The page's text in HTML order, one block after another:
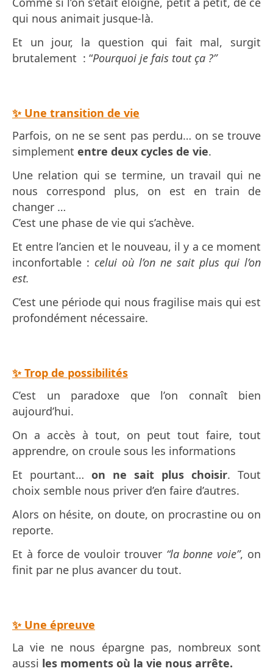
qui nous animait jusque-là.
Et un jour, la question qui fait mal, surgit
brutalement : “Pourquoi je fais tout ça ?”
✨ Une transition de vie
Parfois, on ne se sent pas perdu… on se trouve
simplement entre deux cycles de vie.
Une relation qui se termine, un travail qui ne
nous correspond plus, on est en train de
changer …
C’est une phase de vie qui s’achève.
Et entre l’ancien et le nouveau, il y a ce moment
inconfortable : celui où l’on ne sait plus qui l’on
est.
C’est une période qui nous fragilise mais qui est
profondément nécessaire.
✨ Trop de possibilités
C’est un paradoxe que l’on connaît bien
aujourd’hui.
On a accès à tout, on peut tout faire, tout
apprendre, on croule sous les informations
Et pourtant… on ne sait plus choisir. Tout
choix semble nous priver d’en faire d’autres.
Alors on hésite, on doute, on procrastine ou on
reporte.
Et à force de vouloir trouver “la bonne voie”, on
finit par ne plus avancer du tout.
✨ Une épreuve
La vie ne nous épargne pas, nombreux sont
aussi les moments où la vie nous arrête.